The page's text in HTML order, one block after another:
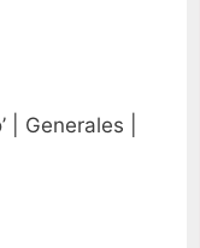
Generales |